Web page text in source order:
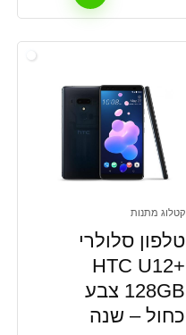
קטלוג מתנות
טלפון סלולרי
HTC U12+
128GB צבע
כחול – שנה